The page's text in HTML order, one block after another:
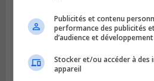
Publicités et contenu
performance des publicités
d’audience et
Stocker et/ou accéder à des
appareil